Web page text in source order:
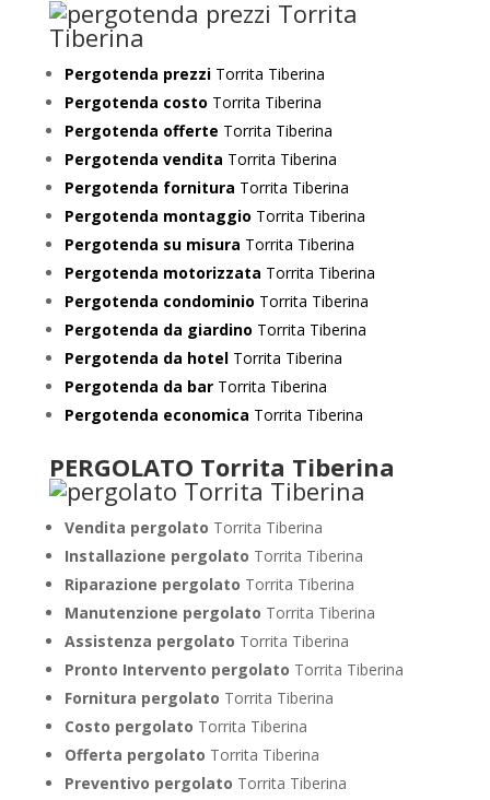
Pergotenda prezziTorrita Tiberina
Pergotenda costo Torrita Tiberina
Pergotenda offerte Torrita Tiberina
Pergotenda vendita Torrita Tiberina
Pergotenda fornitura Torrita Tiberina
Pergotenda montaggio Torrita Tiberina
Pergotenda su misura Torrita Tiberina
Pergotenda motorizzata Torrita Tiberina
Pergotenda condominio Torrita Tiberina
Pergotenda da giardino Torrita Tiberina
Pergotenda da hotelTorrita Tiberina
Pergotenda da barTorrita Tiberina
Pergotenda economica Torrita Tiberina
PERGOLATO Torrita Tiberina
Vendita pergolato Torrita Tiberina
Installazione pergolato Torrita Tiberina
Riparazione pergolato Torrita Tiberina
Manutenzione pergolato Torrita Tiberina
Assistenza pergolato Torrita Tiberina
Pronto Intervento pergolato Torrita Tiberina
Fornitura pergolato Torrita Tiberina
Costo pergolato Torrita Tiberina
Offerta pergolato Torrita Tiberina
Preventivo pergolato Torrita Tiberina